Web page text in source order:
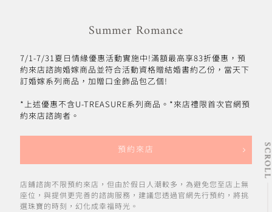
Summer Romance
7/1-7/31夏日情緣優惠活動實施中!滿額最高享83折優惠，預
約來店諮詢婚嫁商品並符合活動資格贈結婚書約乙份，當天下
訂婚嫁系列商品，加贈口金飾品包乙個!
*上述優惠不含U-TREASURE系列商品。*來店禮限首次官網預
約來店諮詢者。
預約來店
店鋪諮詢不限預約來店，但由於假日人潮較多，為避免您至店上無
座位，與提供更完善的諮詢服務，建議您透過官網先行預約，將挑
選珠寶的時刻，幻化成幸福時光。